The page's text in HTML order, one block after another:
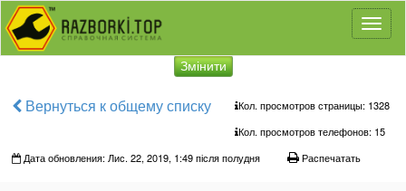
Змінити
Вернуться к общему списку
Кол. просмотров страницы: 1328
Кол. просмотров телефонов: 15
Дата обновления: Лис. 22, 2019, 1:49 після полудня
Распечатать